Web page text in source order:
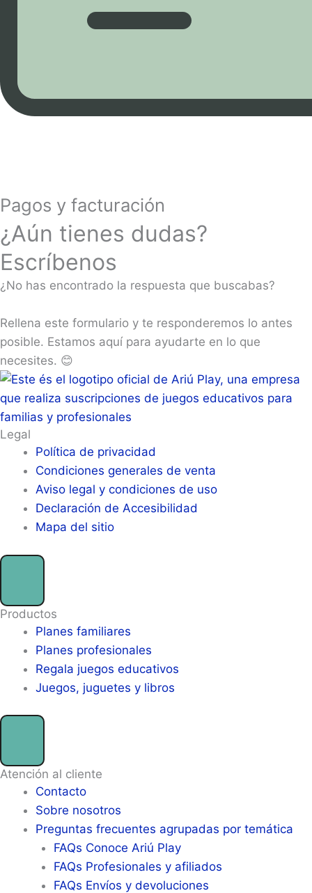
Pagos y facturación
¿Aún tienes dudas?
Escríbenos
¿No has encontrado la respuesta que buscabas?
Rellena este formulario y te responderemos lo antes
posible. Estamos aquí para ayudarte en lo que
necesites. 😊
Legal
Política de privacidad
Condiciones generales de venta
Aviso legal y condiciones de uso
Declaración de Accesibilidad
Mapa del sitio
Productos
Planes familiares
Planes profesionales
Regala juegos educativos
Juegos, juguetes y libros
Atención al cliente
Contacto
Sobre nosotros
Preguntas frecuentes agrupadas por temática
FAQs Conoce Ariú Play
FAQs Profesionales y afiliados
FAQs Envíos y devoluciones